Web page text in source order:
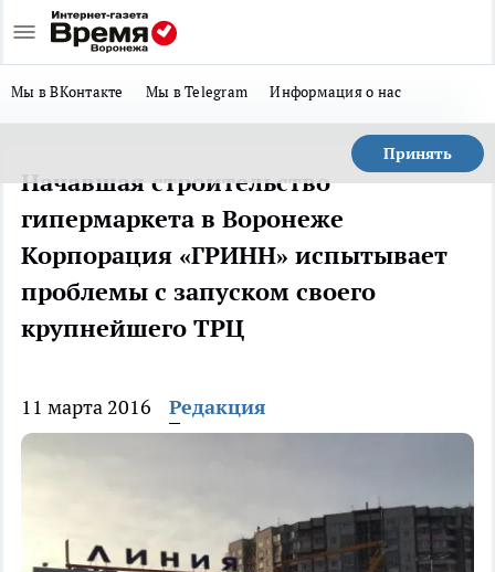
Мы в ВКонтакте Мы в Telegram Информация о нас
Принять
Начавшая строительство
гипермаркета в Воронеже
Корпорация «ГРИНН» испытывает
проблемы с запуском своего
крупнейшего ТРЦ
11 марта 2016 Редакция